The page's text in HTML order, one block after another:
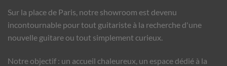
Sur la place de Paris, notre showroom est devenu
incontournable pour tout guitariste à la recherche d'une
nouvelle guitare ou tout simplement curieux.
Notre objectif : un accueil chaleureux, un espace dédié à la